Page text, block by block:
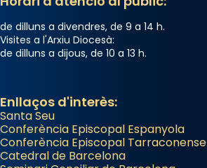
de dilluns a divendres, de 9 a 14 h.
Visites a l'Arxiu Diocesà:
de dilluns a dijous, de 10 a 13 h.
Enllaços d'interès:
Santa Seu
Conferència Episcopal Espanyola
Conferència Episcopal Tarraconense
Catedral de Barcelona